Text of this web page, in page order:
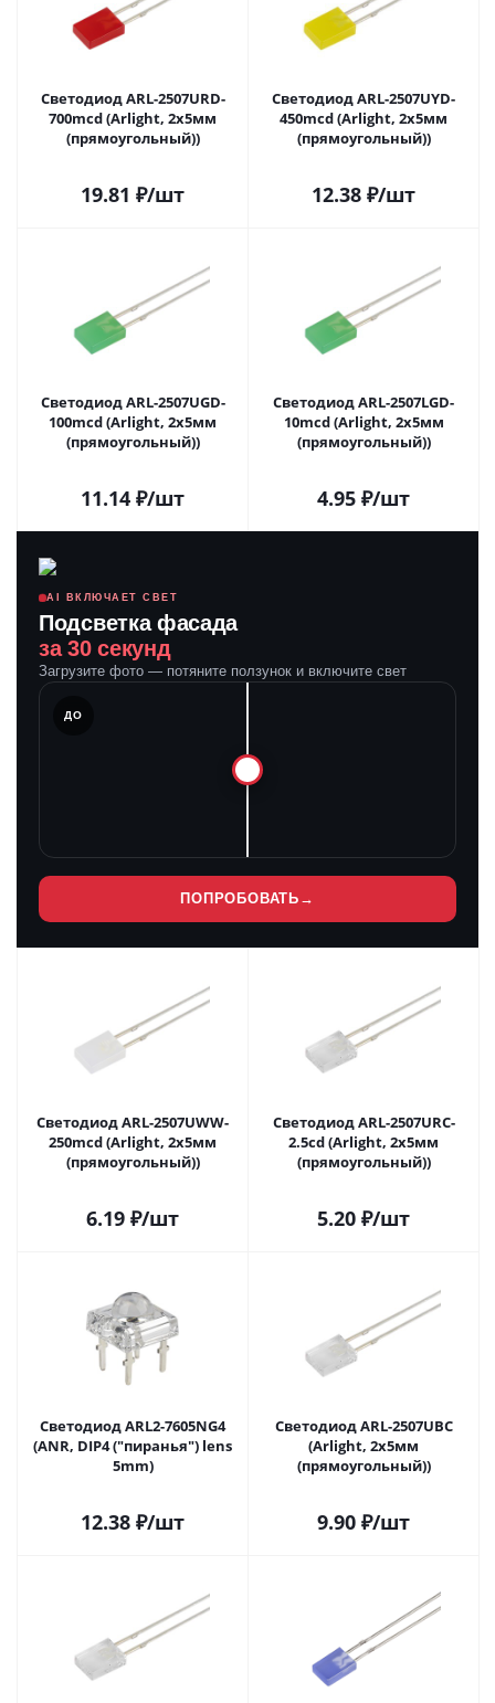
Светодиод ARL-2507URD-
700mcd (Arlight, 2x5мм
(прямоугольный))
19.81 ₽/шт
Светодиод ARL-2507UYD-
450mcd (Arlight, 2x5мм
(прямоугольный))
12.38 ₽/шт
Светодиод ARL-2507UGD-
100mcd (Arlight, 2x5мм
(прямоугольный))
11.14 ₽/шт
Светодиод ARL-2507LGD-
10mcd (Arlight, 2x5мм
(прямоугольный))
4.95 ₽/шт
AI ВКЛЮЧАЕТ СВЕТ
Подсветка фасада
за 30 секунд
Загрузите фото — потяните ползунок и включите свет
ДО
ПОПРОБОВАТЬ →
Светодиод ARL-2507UWW-
250mcd (Arlight, 2x5мм
(прямоугольный))
6.19 ₽/шт
Светодиод ARL-2507URC-
2.5cd (Arlight, 2x5мм
(прямоугольный))
5.20 ₽/шт
Светодиод ARL2-7605NG4
(ANR, DIP4 ("пиранья") lens
5mm)
12.38 ₽/шт
Светодиод ARL-2507UBC
(Arlight, 2x5мм
(прямоугольный))
9.90 ₽/шт